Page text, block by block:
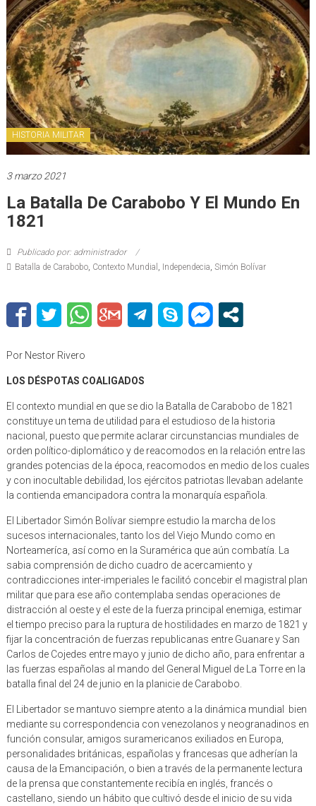
HISTORIA MILITAR
3 marzo 2021
La Batalla De Carabobo Y El Mundo En
1821
Publicado por: administrador
Batalla de Carabobo, Contexto Mundial Independecia Simón Bolívar
Por Nestor Rivero
LOS DÉSPOTAS COALIGADOS
El contexto mundial en que se dio la Batalla de Carabobo de 1821
constituye un tema de utilidad para el estudioso de la historia
nacional, puesto que permite aclarar circunstancias mundiales de
orden político-diplomático y de reacomodos en la relación entre las
grandes potencias de la época, reacomodos en medio de los cuales
y con inocultable debilidad, los ejércitos patriotas llevaban adelante
la contienda emancipadora contra la monarquía española.
El Libertador Simón Bolívar siempre estudio la marcha de los
sucesos internacionales, tanto los del Viejo Mundo como en
Norteameríca, así como en la Suramérica que aún combatía. La
sabia comprensión de dicho cuadro de acercamiento y
contradicciones inter-imperiales le facilitó concebir el magistral plan
militar que para ese año contemplaba sendas operaciones de
distracción al oeste y el este de la fuerza principal enemiga, estimar
el tiempo preciso para la ruptura de hostilidades en marzo de 1821 y
fijar la concentración de fuerzas republicanas entre Guanare y San
Carlos de Cojedes entre mayo y junio de dicho año, para enfrentar a
las fuerzas españolas al mando del General Miguel de La Torre en la
batalla final del 24 de junio en la planicie de Carabobo.
El Libertador se mantuvo siempre atento a la dinámica mundial bien
mediante su correspondencia con venezolanos y neogranadinos en
función consular, amigos suramericanos exiliados en Europa,
personalidades británicas, españolas y francesas que adherían la
causa de la Emancipación, o bien a través de la permanente lectura
de la prensa que constantemente recibía en inglés, francés o
castellano, siendo un hábito que cultivó desde el inicio de su vida